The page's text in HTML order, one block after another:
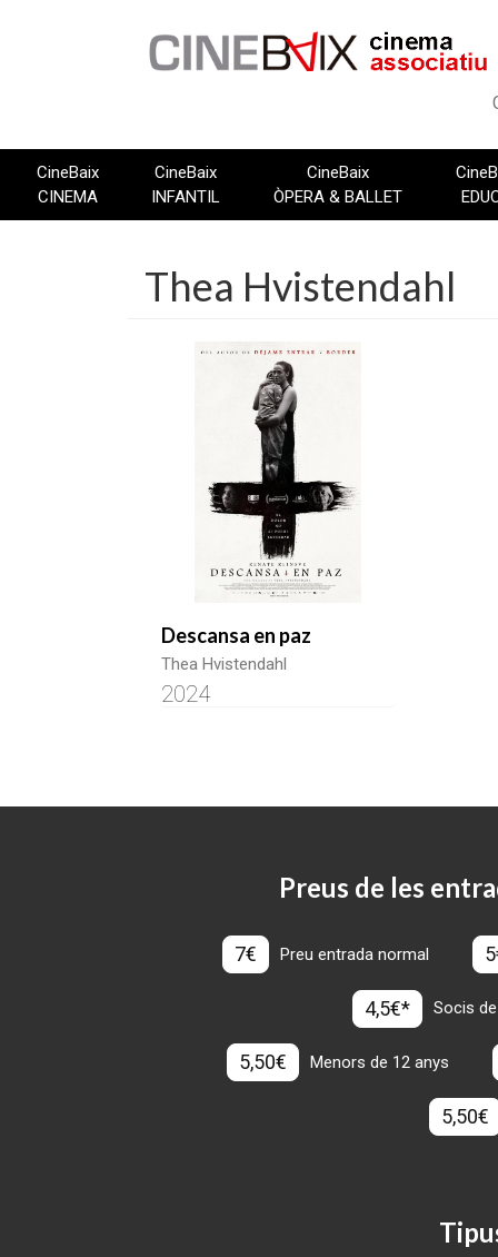
CineBaix
CINEMA
CineBaix
INFANTIL
CineBaix
ÒPERA & BALLET
Thea Hvistendahl
Descansa en paz
Thea Hvistendahl
2024
Preus de les
7€ Preu entrada normal
4,5€* Socis
5,50€ Menors de 12 anys
5,50€